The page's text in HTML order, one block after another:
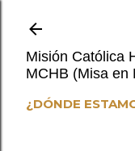
Misión Católica
MCHB (Misa en
¿DÓNDE